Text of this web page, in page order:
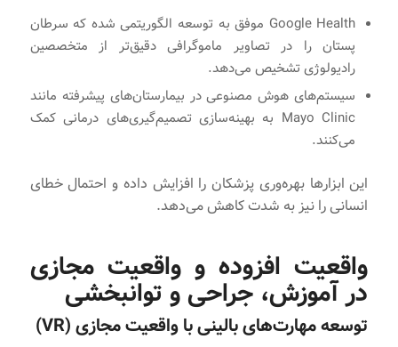
Google Health موفق به توسعه الگوریتمی شده که سرطان
پستان را در تصاویر ماموگرافی دقیق‌تر از متخصصین
رادیولوژی تشخیص می‌دهد.
سیستم‌های هوش مصنوعی در بیمارستان‌های پیشرفته مانند
Mayo Clinic به بهینه‌سازی تصمیم‌گیری‌های درمانی کمک
می‌کنند.
این ابزارها بهره‌وری پزشکان را افزایش داده و احتمال خطای
انسانی را نیز به شدت کاهش می‌دهد.
واقعیت افزوده و واقعیت مجازی
در آموزش، جراحی و توانبخشی
توسعه مهارت‌های بالینی با واقعیت مجازی (VR)